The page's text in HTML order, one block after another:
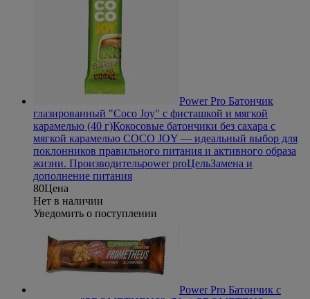
Power Pro Батончик
глазированный "Coco Joy" с фисташкой и мягкой
карамелью (40 г)Кокосовые батончики без сахара с
мягкой карамелью COCO JOY — идеальный выбор для
поклонников правильного питания и активного образа
жизни. Производительpower proЦельЗамена и
дополнение питания
80Цена
Нет в наличии
Уведомить о поступлении
Power Pro Батончик с